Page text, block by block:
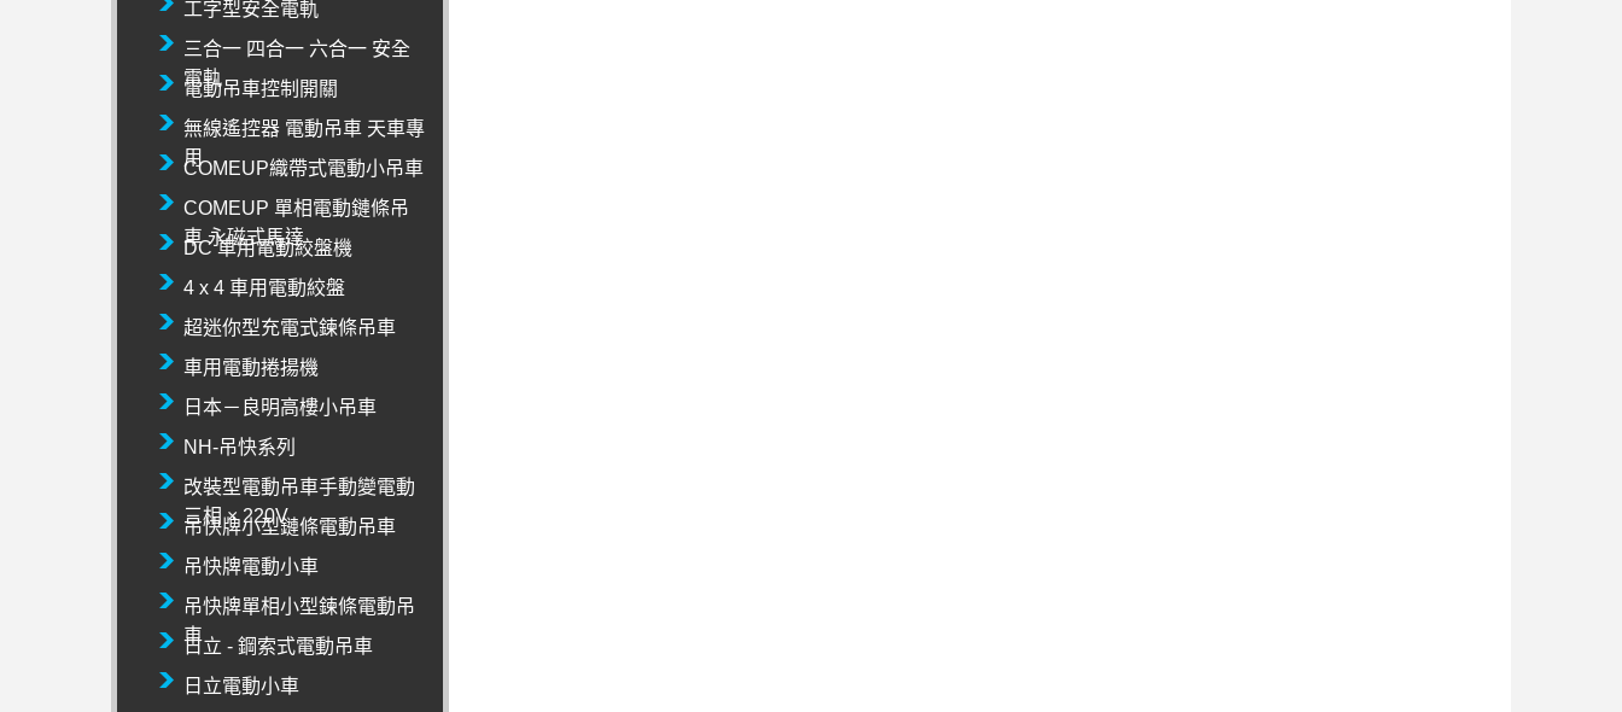
工字型安全電軌
三合一 四合一 六合一 安全
電軌
電動吊車控制開關
無線遙控器 電動吊車 天車專
用
COMEUP織帶式電動小吊車
COMEUP 單相電動鏈條吊
車 永磁式馬達
DC 車用電動絞盤機
4 x 4 車用電動絞盤
超迷你型充電式鍊條吊車
車用電動捲揚機
日本－良明高樓小吊車
NH-吊快系列
改裝型電動吊車手動變電動
三相 × 220V
吊快牌小型鏈條電動吊車
吊快牌電動小車
吊快牌單相小型鍊條電動吊
車
日立 - 鋼索式電動吊車
日立電動小車